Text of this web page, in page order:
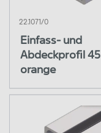
22.1071/0
Einfass- und
Abdeckprofil 45
orange